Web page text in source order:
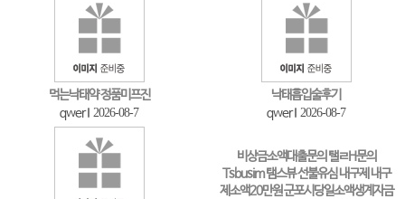
먹는낙태약 정품미프진
qwer 2026-08-7
낙태흡입술후기
qwer 2026-08-7
비상금소액대출문의 탤ㄹH문의
Tsbusim 탬스뷰 선불유심 내구제 내구
제소액20만원 군포시당일소액생계자금